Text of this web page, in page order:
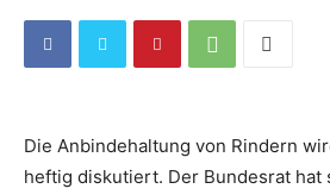
Die Anbindehaltung von Rindern
heftig diskutiert. Der Bundesrat hat